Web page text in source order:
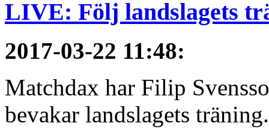
LIVE: Följ landslagets
2017-03-22 11:48:
Matchdax har Filip
bevakar landslagets